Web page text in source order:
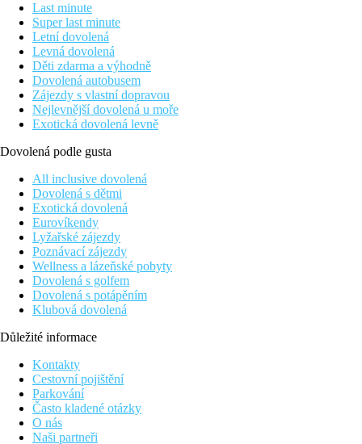
Last minute
Super last minute
Letní dovolená
Levná dovolená
Děti zdarma a výhodně
Dovolená autobusem
Zájezdy s vlastní dopravou
Nejlevnější dovolená u moře
Exotická dovolená levně
Dovolená podle gusta
All inclusive dovolená
Dovolená s dětmi
Exotická dovolená
Eurovíkendy
Lyžařské zájezdy
Poznávací zájezdy
Wellness a lázeňské pobyty
Dovolená s golfem
Dovolená s potápěním
Klubová dovolená
Důležité informace
Kontakty
Cestovní pojištění
Parkování
Často kladené otázky
O nás
Naši partneři